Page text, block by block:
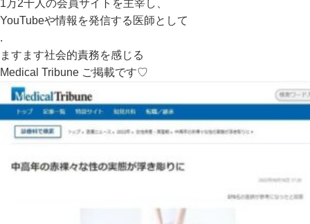
1万2千人の会員サイトを主宰し、
YouTubeや情報を発信する医師として
.
ますます社会的責務を感じる
Medical Tribune ご掲載です♡